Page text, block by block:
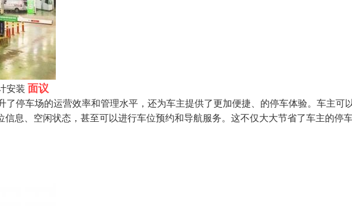
安装 面议
停车场的运营效率和管理水平，还为车主提供了更加便捷、的停车体验。车主可
息、空闲状态，甚至可以进行车位预约和导航服务。这不仅大大节省了车主的停